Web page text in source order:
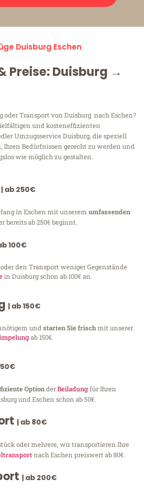
Duisburg Eschen
Preise: Duisburg →
oder Transport von Duisburg nach Eschen?
und kosteneffizienten
Umzugsservice Duisburg, die speziell
Ihren Bedürfnissen gerecht zu werden und
wie möglich zu gestalten.
| ab 250€
in Eschen mit unserem umfassenden
bereits ab 250€ beginnt.
100€
oder den Transport weniger Gegenstände
in Duisburg schon ab 100€ an.
| ab 150€
undstarten Sie frischmit unserer
ab 150€.
OptionderBeiladungfür Ihren
und Eschen schon ab 50€.
| ab 80€
oder mehrere, wir transportieren Ihre
nach Eschen preiswert ab 80€.
| ab 200€